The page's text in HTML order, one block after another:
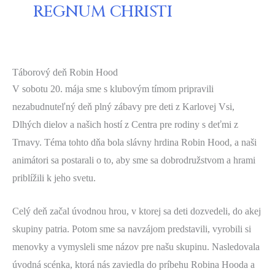
REGNUM CHRISTI
Táborový deň Robin Hood
V sobotu 20. mája sme s klubovým tímom pripravili
nezabudnuteľný deň plný zábavy pre deti z Karlovej Vsi,
Dlhých dielov a našich hostí z Centra pre rodiny s deťmi z
Trnavy. Téma tohto dňa bola slávny hrdina Robin Hood, a naši
animátori sa postarali o to, aby sme sa dobrodružstvom a hrami
priblížili k jeho svetu.
Celý deň začal úvodnou hrou, v ktorej sa deti dozvedeli, do akej
skupiny patria. Potom sme sa navzájom predstavili, vyrobili si
menovky a vymysleli sme názov pre našu skupinu. Nasledovala
úvodná scénka, ktorá nás zaviedla do príbehu Robina Hooda a